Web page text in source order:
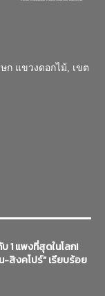
ก แขวงดอกไม้, เขต
1 แพงที่สุดในโลก!
-สิงคโปร์” เรียบร้อย